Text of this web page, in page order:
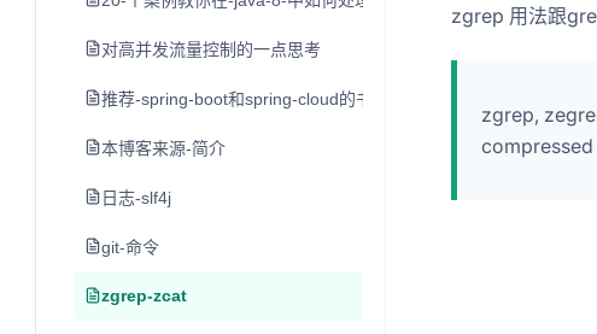
对高并发流量控制的一点思考
推荐-spring-boot和spring-cloud的书
本博客来源-简介
日志-slf4j
git-命令
zgrep-zcat
zgrep 用法跟
zgrep,